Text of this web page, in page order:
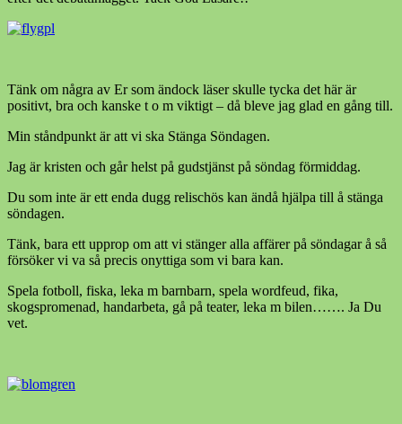
Tänk om några av Er som ändock läser skulle tycka det här är
positivt, bra och kanske t o m viktigt – då bleve jag glad en gång till.
Min ståndpunkt är att vi ska Stänga Söndagen.
Jag är kristen och går helst på gudstjänst på söndag förmiddag.
Du som inte är ett enda dugg relischös kan ändå hjälpa till å stänga
söndagen.
Tänk, bara ett upprop om att vi stänger alla affärer på söndagar å så
försöker vi va så precis onyttiga som vi bara kan.
Spela fotboll, fiska, leka m barnbarn, spela wordfeud, fika,
skogspromenad, handarbeta, gå på teater, leka m bilen……. Ja Du
vet.